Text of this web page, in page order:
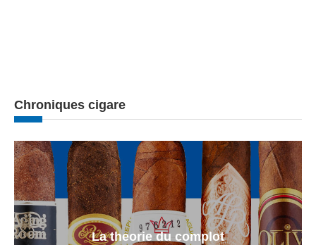
Chroniques cigare
La theorie du complot